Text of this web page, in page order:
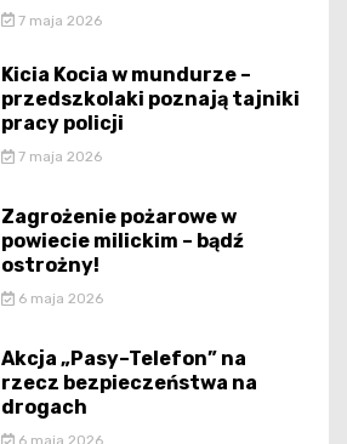
7 maja 2026
Kicia Kocia w mundurze –
przedszkolaki poznają tajniki
pracy policji
7 maja 2026
Zagrożenie pożarowe w
powiecie milickim – bądź
ostrożny!
6 maja 2026
Akcja „Pasy–Telefon” na
rzecz bezpieczeństwa na
drogach